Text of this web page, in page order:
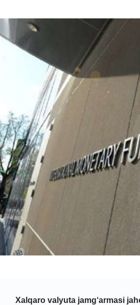
Xalqaro valyuta jamg‘armasi